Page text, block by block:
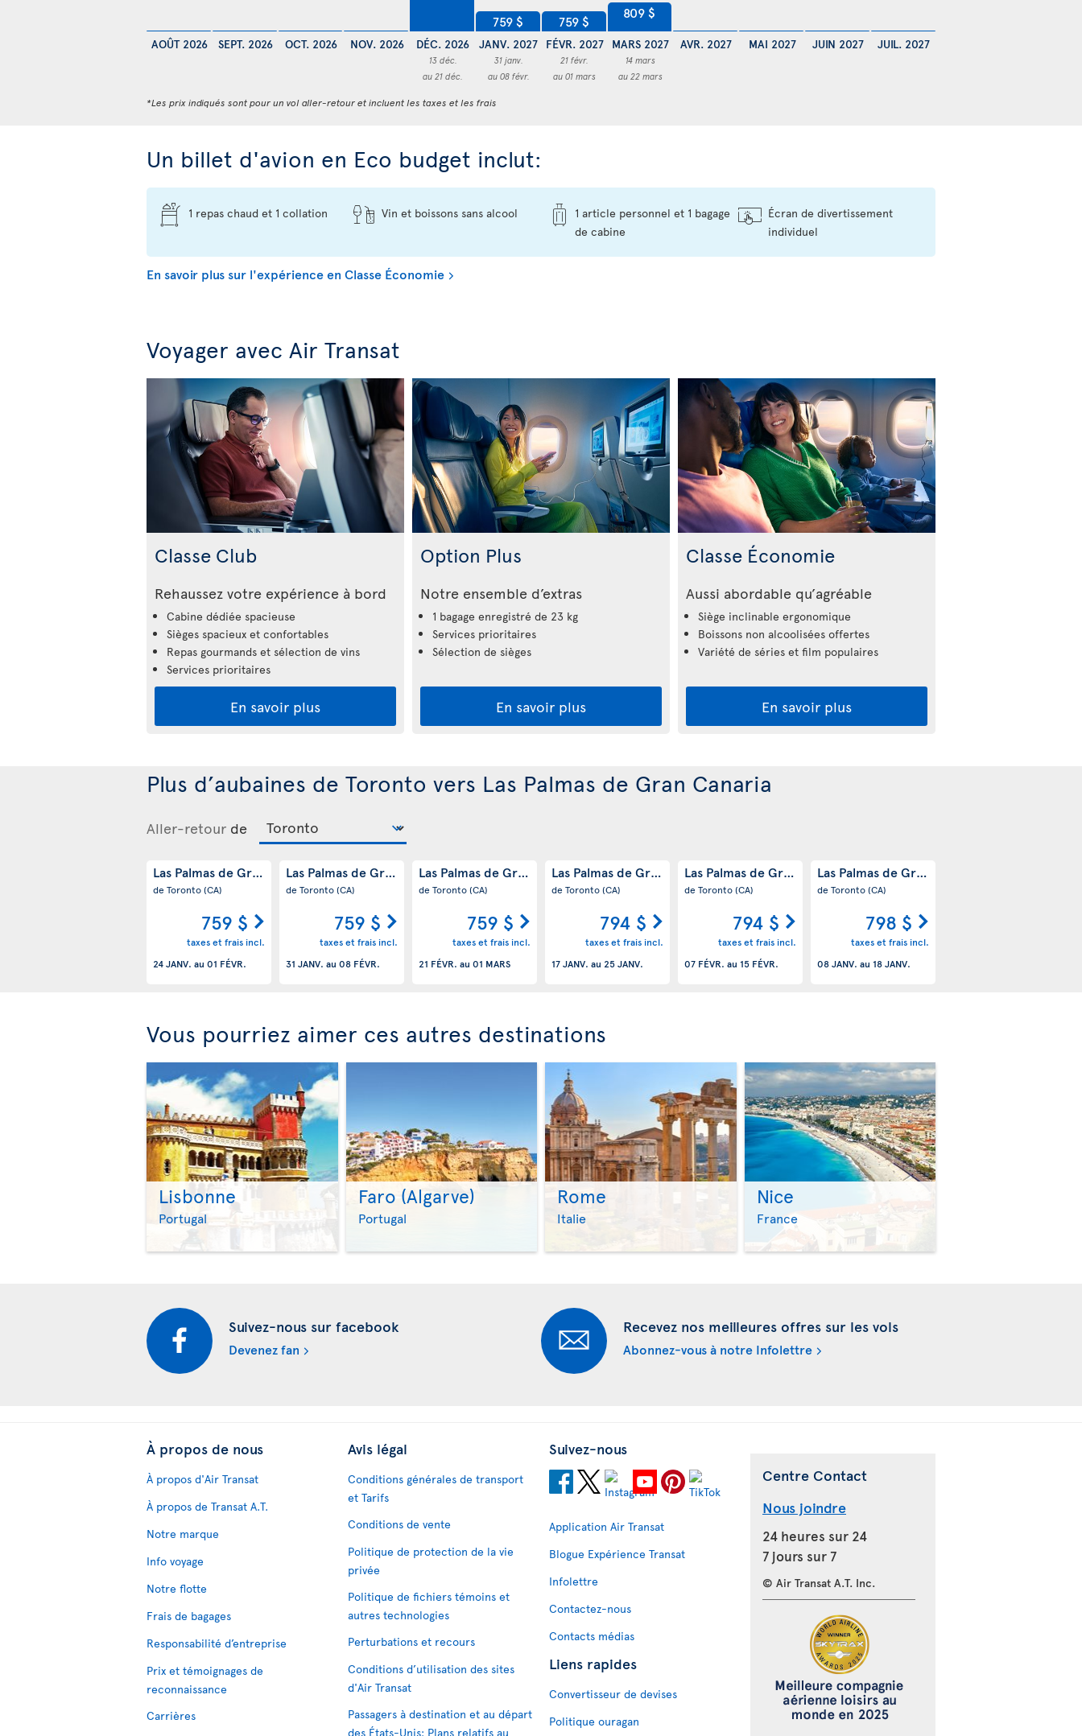
AOÛT 2026 SEPT. 2026 OCT. 2026 NOV. 2026 DÉC. 2026
13 déc.
au 21 déc.
759 $
JANV. 2027
31 janv.
au 08 févr.
759 $
FÉVR. 2027
21 févr.
au 01 mars
809 $
MARS 2027
14 mars
au 22 mars
AVR. 2027 MAI 2027 JUIN 2027 JUIL. 2027
*Les prix indiqués sont pour un vol aller-retour et incluent les taxes et les frais
Un billet d'avion en Eco budget inclut:
1 repas chaud et 1 collation Vin et boissons sans alcool
1 article personnel et 1 bagage
de cabine
Écran de divertissement
individuel
En savoir plus sur l'expérience en Classe Économie
Voyager avec Air Transat
Classe Club
Rehaussez votre expérience à bord
Cabine dédiée spacieuse
Sièges spacieux et confortables
Repas gourmands et sélection de vins
Services prioritaires
En savoir plus
Option Plus
Notre ensemble d’extras
1 bagage enregistré de 23 kg
Services prioritaires
Sélection de sièges
En savoir plus
Classe Économie
Aussi abordable qu’agréable
Siège inclinable ergonomique
Boissons non alcoolisées offertes
Variété de séries et film populaires
En savoir plus
Plus d’aubaines de Toronto vers Las Palmas de Gran Canaria
Aller-retour de
Las Palmas de Gran Canaria(ES)
de Toronto(CA)
759 $
taxes et frais incl.
24 JANV. au 01 FÉVR.
Las Palmas de Gran Canaria(ES)
de Toronto(CA)
759 $
taxes et frais incl.
31 JANV. au 08 FÉVR.
Las Palmas de Gran Canaria(ES)
de Toronto(CA)
759 $
taxes et frais incl.
21 FÉVR. au 01 MARS
Las Palmas de Gran Canaria(ES)
de Toronto(CA)
794 $
taxes et frais incl.
17 JANV. au 25 JANV.
Las Palmas de Gran Canaria(ES)
de Toronto(CA)
794 $
taxes et frais incl.
07 FÉVR. au 15 FÉVR.
Las Palmas de Gran Canaria
de Toronto(CA)
798 $
taxes et frais incl.
08 JANV. au 18 JANV.
Vous pourriez aimer ces autres destinations
Lisbonne
Portugal >
Faro (Algarve)
Portugal >
Rome
Italie >
Nice
France
Suivez-nous sur facebook
Devenez fan
Recevez nos meilleures offres sur les vols
Abonnez-vous à notre Infolettre
À propos de nous
À propos d'Air Transat
À propos de Transat A.T.
Notre marque
Info voyage
Notre flotte
Frais de bagages
Responsabilité d’entreprise
Prix et témoignages de
reconnaissance
Carrières
Avis légal
Conditions générales de transport
et Tarifs
Conditions de vente
Politique de protection de la vie
privée
Politique de fichiers témoins et
autres technologies
Perturbations et recours
Conditions d’utilisation des sites
d'Air Transat
Passagers à destination et au départ
des États-Unis: Plans relatifs au
Suivez-nous
Application Air Transat
Blogue Expérience Transat
Infolettre
Contactez-nous
Contacts médias
Liens rapides
Convertisseur de devises
Politique ouragan
Centre Contact
Nous joindre
24 heures sur 24
7 jours sur 7
© Air Transat A.T. Inc.